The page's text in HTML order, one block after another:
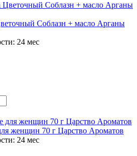
Соблазн + масло Арганы
24 мес
женщин 70 г Царство Ароматов
24 мес